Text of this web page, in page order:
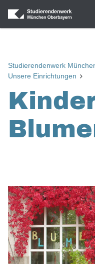
Studierendenwerk
Unsere Einrichtungen